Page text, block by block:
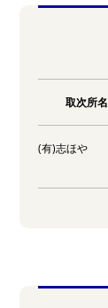
取次所名
(有)志ほや